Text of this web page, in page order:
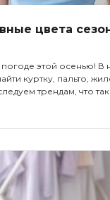
цвета
этой осенью! В
куртку, пальто,
трендам, что